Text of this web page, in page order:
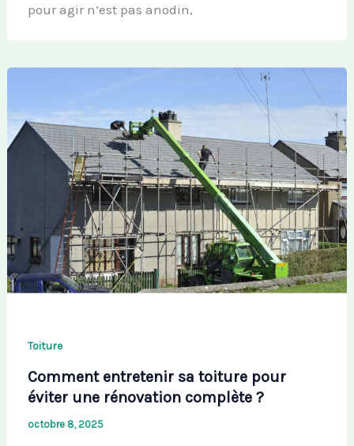
pour agir n’est pas anodin,
Toiture
Comment entretenir sa toiture pour
éviter une rénovation complète ?
octobre 8, 2025